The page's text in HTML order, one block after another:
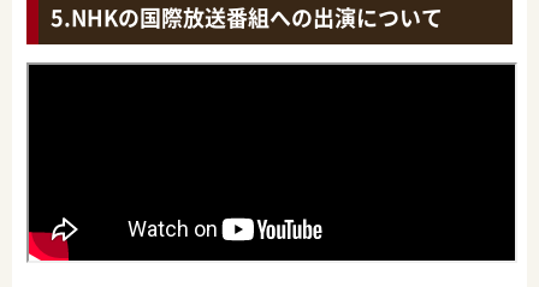
NHKの国際放送番組への出演について